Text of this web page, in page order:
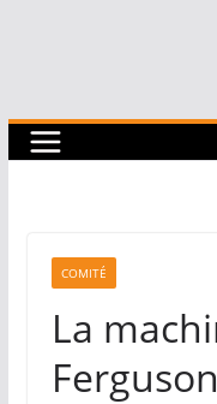
COMITÉ
La
Ferguson